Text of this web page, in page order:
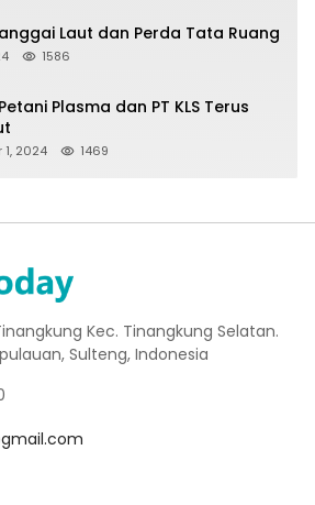
Laut dan Perda Tata Ruang
1586
Plasma dan PT KLS Terus
1, 2024 1469
Kec. Tinangkung Selatan.
Sulteng, Indonesia